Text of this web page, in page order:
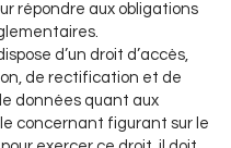
répondre aux obligations
d’un droit d’accès,
de rectification et de
données quant aux
concernant figurant sur le